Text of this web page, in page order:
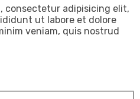
consectetur adipisicing elit,
ut labore et dolore
veniam, quis nostrud